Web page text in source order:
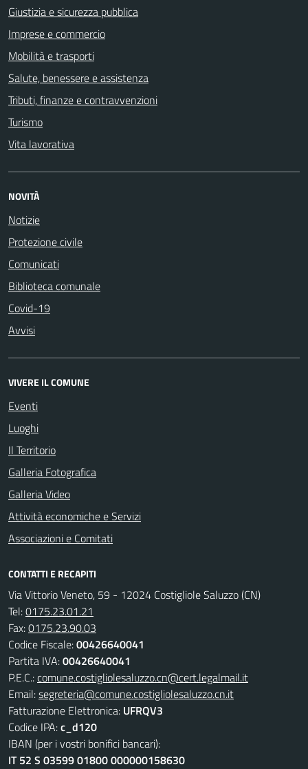
Giustizia e sicurezza pubblica
Imprese e commercio
Mobilità e trasporti
Salute, benessere e assistenza
Tributi, finanze e contravvenzioni
Turismo
Vita lavorativa
NOVITÀ
Notizie
Protezione civile
Comunicati
Biblioteca comunale
Covid-19
Avvisi
VIVERE IL COMUNE
Eventi
Luoghi
Il Territorio
Galleria Fotografica
Galleria Video
Attività economiche e Servizi
Associazioni e Comitati
CONTATTI E RECAPITI
Via Vittorio Veneto, 59 - 12024 Costigliole Saluzzo (CN)
Tel:0175.23.01.21
Fax:0175.23.90.03
Codice Fiscale:00426640041
Partita IVA:00426640041
P.E.C.:comune.costigliolesaluzzo.cn@cert.legalmail.it
Email:segreteria@comune.costigliolesaluzzo.cn.it
Fatturazione Elettronica: UFRQV3
Codice IPA:c_d120
IBAN (per i vostri bonifici bancari):
IT 52 S 03599 01800 000000158630